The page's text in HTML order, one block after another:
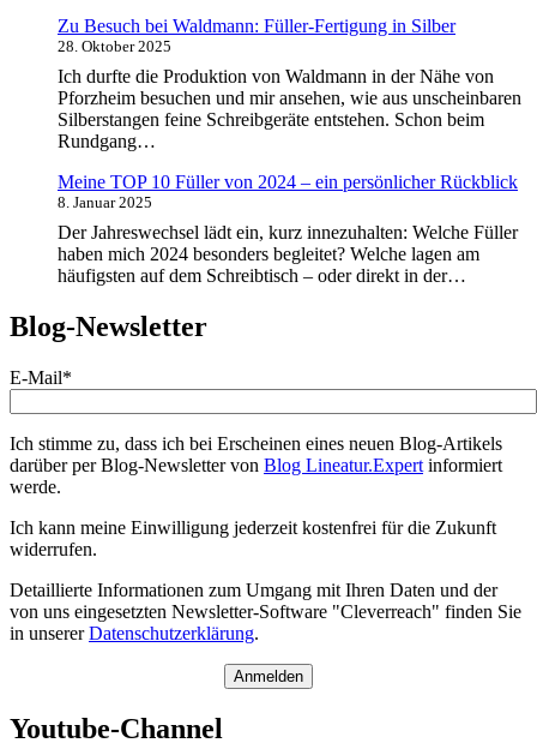
Zu Besuch bei Waldmann: Füller-Fertigung in Silber
28. Oktober 2025
Ich durfte die Produktion von Waldmann in der Nähe von
Pforzheim besuchen und mir ansehen, wie aus unscheinbaren
Silberstangen feine Schreibgeräte entstehen. Schon beim
Rundgang…
Meine TOP 10 Füller von 2024 – ein persönlicher Rückblick
8. Januar 2025
Der Jahreswechsel lädt ein, kurz innezuhalten: Welche Füller
haben mich 2024 besonders begleitet? Welche lagen am
häufigsten auf dem Schreibtisch – oder direkt in der…
Blog-Newsletter
E-Mail*
Ich stimme zu, dass ich bei Erscheinen eines neuen Blog-Artikels
darüber per Blog-Newsletter von Blog Lineatur.Expert informiert
werde.
Ich kann meine Einwilligung jederzeit kostenfrei für die Zukunft
widerrufen.
Detaillierte Informationen zum Umgang mit Ihren Daten und der
von uns eingesetzten Newsletter-Software "Cleverreach" finden Sie
in unsererDatenschutzerklärung.
Anmelden
Youtube-Channel